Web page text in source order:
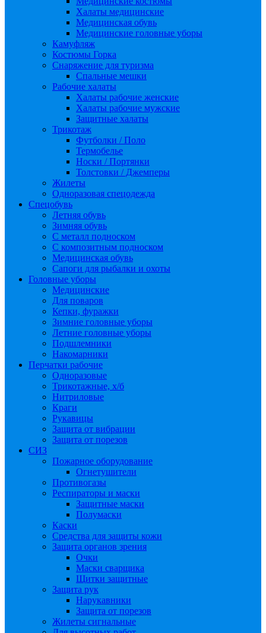
Халаты медицинские
Медицинская обувь
Медицинские головные уборы
Камуфляж
Костюмы Горка
Снаряжение для туризма
Спальные мешки
Рабочие халаты
Халаты рабочие женские
Халаты рабочие мужские
Защитные халаты
Трикотаж
Футболки / Поло
Термобелье
Носки / Портянки
Толстовки / Джемперы
Жилеты
Одноразовая спецодежда
Спецобувь
Летняя обувь
Зимняя обувь
С металл подноском
С композитным подноском
Медицинская обувь
Сапоги для рыбалки и охоты
Головные уборы
Медицинские
Для поваров
Кепки, фуражки
Зимние головные уборы
Летние головные уборы
Подшлемники
Накомарники
Перчатки рабочие
Одноразовые
Трикотажные, х/б
Нитриловые
Краги
Рукавицы
Защита от вибрации
Защита от порезов
СИЗ
Пожарное оборудование
Огнетушители
Противогазы
Респираторы и маски
Защитные маски
Полумаски
Каски
Средства для защиты кожи
Защита органов зрения
Очки
Маски сварщика
Щитки защитные
Защита рук
Нарукавники
Защита от порезов
Жилеты сигнальные